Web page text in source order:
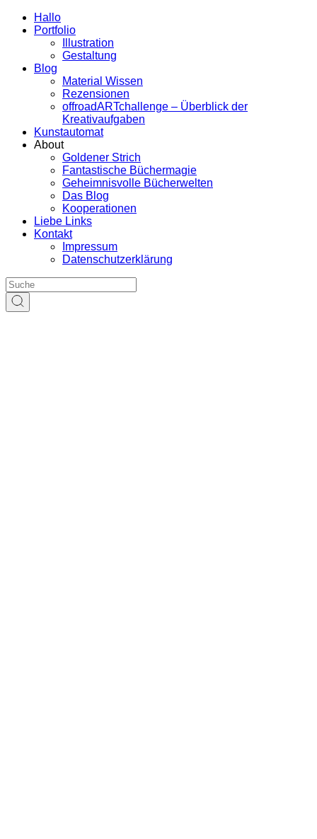
Hallo
Portfolio
Illustration
Gestaltung
Blog
Material Wissen
Rezensionen
offroadARTchallenge – Überblick der
Kreativaufgaben
Kunstautomat
About
Goldener Strich
Fantastische Büchermagie
Geheimnisvolle Bücherwelten
Das Blog
Kooperationen
Liebe Links
Kontakt
Impressum
Datenschutzerklärung